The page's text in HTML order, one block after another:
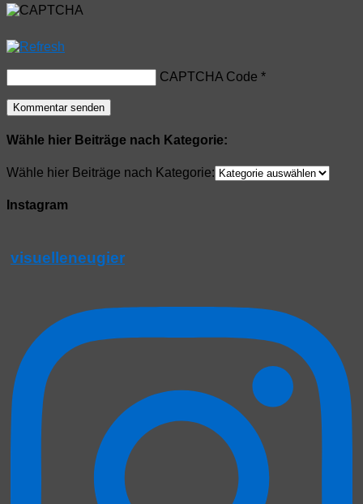
CAPTCHA Code *
Wähle hier Beiträge nach Kategorie:
Wähle hier Beiträge nach Kategorie:
Instagram
visuelleneugier